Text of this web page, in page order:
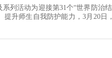
列活动为迎接第31个“世界防治
升师生自我防护能力，3月20日